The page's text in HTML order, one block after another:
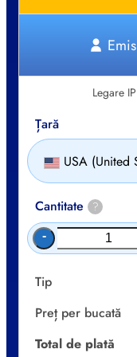
Legare
Țară
USA (United
Cantitate ?
-
Tip
Preț per bucată
Total de plată